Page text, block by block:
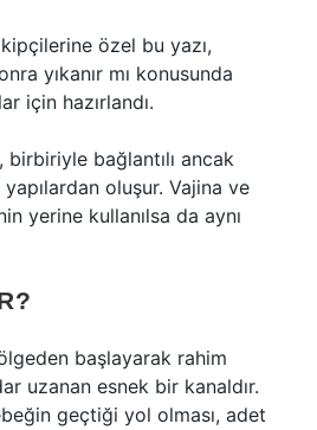
özel bu yazı,
yıkanır mı konusunda
için hazırlandı.
birbiriyle bağlantılı ancak
oluşur. Vajina ve
yerine kullanılsa da aynı
başlayarak rahim
uzanan esnek bir kanaldır.
geçtiği yol olması, adet